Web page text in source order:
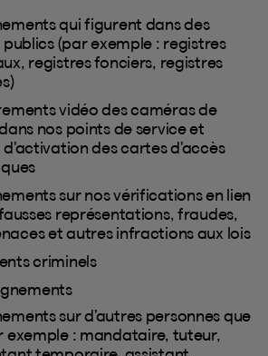
qui figurent dans des
(par exemple : registres
registres fonciers, registres
vidéo des caméras de
nos points de service et
des cartes d’accès
sur nos vérifications en lien
représentations, fraudes,
et autres infractions aux lois
criminels
sur d’autres personnes que
exemple : mandataire, tuteur,